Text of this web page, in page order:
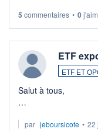
5 commentaires • 0
ETF
ETF ET
Salut à tous,
via un ETF plutôt
par jeboursicote • 22